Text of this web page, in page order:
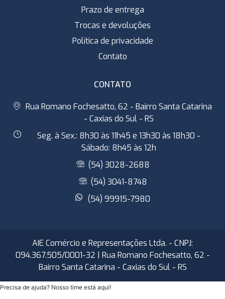
Prazo de entrega
Trocas e devoluções
Política de privacidade
Contato
CONTATO
Rua Romano Fochesatto, 62 - Bairro Santa Catarina
- Caxias do Sul - RS
Seg. à Sex.: 8h30 às 11h45 e 13h30 às 18h30 -
Sábado: 8h45 às 12h
(54) 3028-2688
(54) 3041-8748
(54) 99915-7980
AIE Comércio e Representações Ltda. - CNPJ:
094.367.505/0001-32 | Rua Romano Fochesatto, 62 -
Bairro Santa Catarina - Caxias do Sul - RS
Precisa de ajuda? Nosso time está aqui!